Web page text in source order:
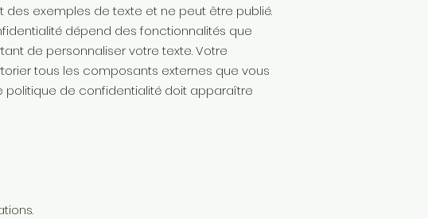
des exemples de texte et ne peut être publié.
dépend des fonctionnalités que
de personnaliser votre texte. Votre
tous les composants externes que vous
politique de confidentialité doit apparaître